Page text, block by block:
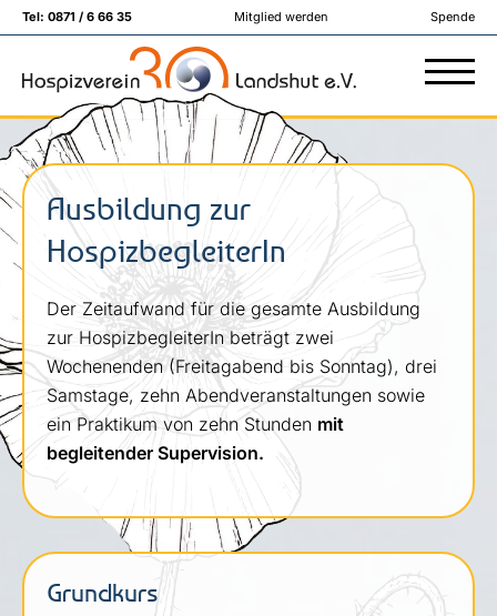
Tel: 0871 / 6 66 35 Mitglied werden Spende
Ausbildung zur
HospizbegleiterIn
Der Zeitaufwand für die gesamte Ausbildung
zur HospizbegleiterIn beträgt zwei
Wochenenden (Freitagabend bis Sonntag), drei
Samstage, zehn Abendveranstaltungen sowie
ein Praktikum von zehn Stunden mit
begleitender Supervision.
Grundkurs